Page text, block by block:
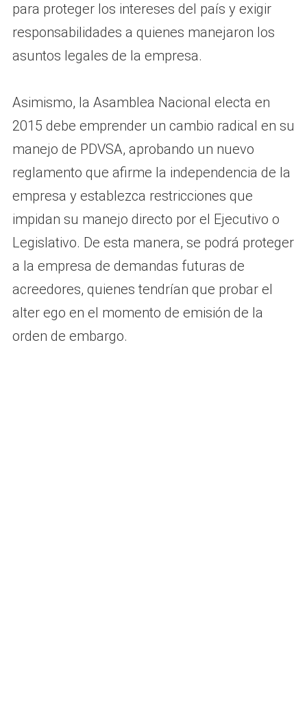
para proteger los intereses del país y exigir
responsabilidades a quienes manejaron los
asuntos legales de la empresa.
Asimismo, la Asamblea Nacional electa en
2015 debe emprender un cambio radical en su
manejo de PDVSA, aprobando un nuevo
reglamento que afirme la independencia de la
empresa y establezca restricciones que
impidan su manejo directo por el Ejecutivo o
Legislativo. De esta manera, se podrá proteger
a la empresa de demandas futuras de
acreedores, quienes tendrían que probar el
alter ego en el momento de emisión de la
orden de embargo.